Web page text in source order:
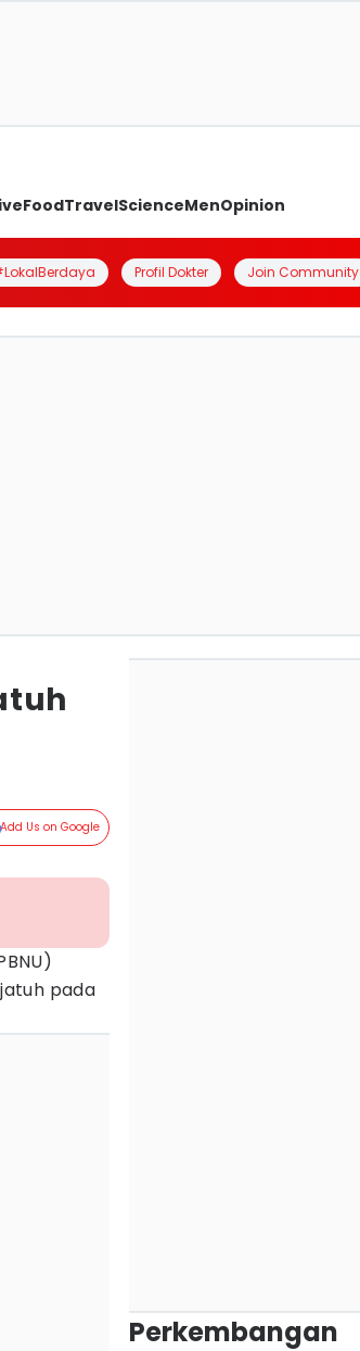
FoodTravelScienceMenOpinion
Profil Dokter Join Community
Add Us on Google
pada
Perkembangan